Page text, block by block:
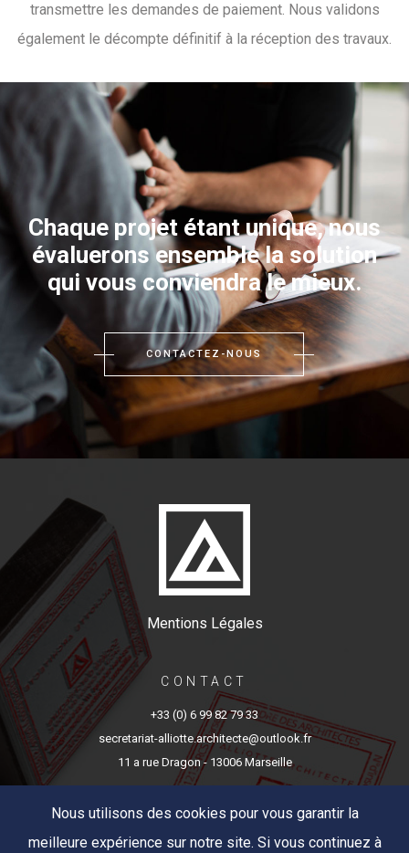
transmettre les demandes de paiement. Nous validons
également le décompte définitif à la réception des travaux.
Chaque projet étant unique, nous
évaluerons ensemble la solution
qui vous conviendra le mieux.
CONTACTEZ-NOUS
Mentions Légales
CONTACT
+33 (0) 6 99 82 79 33
secretariat-alliotte.architecte@outlook.fr
11 a rue Dragon - 13006 Marseille
©ALLIOTTE ARCHITECTE-2018 | Conception site web &
Nous utilisons des cookies pour vous garantir la
meilleure expérience sur notre site. Si vous continuez à